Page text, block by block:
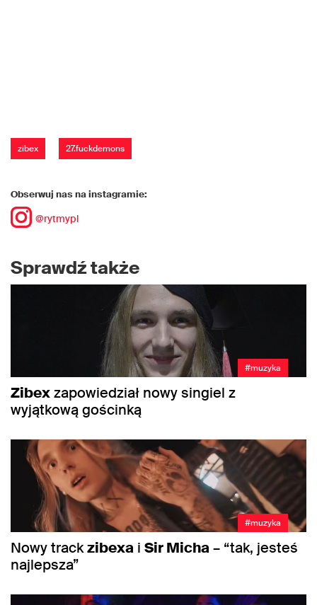
zibex 27.fuckdemons
Obserwuj nas na instagramie:
@rytmypl
Sprawdź także
#muzyka
Zibexzapowiedział nowy singiel z
wyjątkową gościnką
#muzyka
Nowy trackzibexa i Sir Micha– “tak, jesteś
najlepsza”